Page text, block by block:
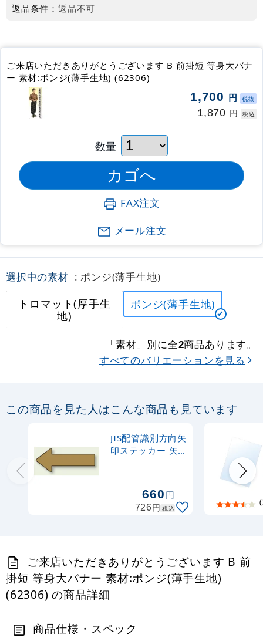
返品条件： 返品不可
ご来店いただきありがとうございます B 前掛短 等身大バナ
ー 素材:ポンジ(薄手生地) (62306)
1,700 円 税抜
1,870 円 税込
数量
FAX注文
メール注文
選択中の素材 : ポンジ(薄手生地)
トロマット(厚手生
地)
ポンジ(薄手生地)
「素材」別に全2商品あります。
すべてのバリエーションを見る
この商品を見た人はこんな商品も見ています
JIS配管識別方向矢
印ステッカー 矢
30×70mm (AS-
660円
726円 税込
ご来店いただきありがとうございます B 前
掛短 等身大バナー 素材:ポンジ(薄手生地)
(62306) の商品詳細
商品仕様・スペック